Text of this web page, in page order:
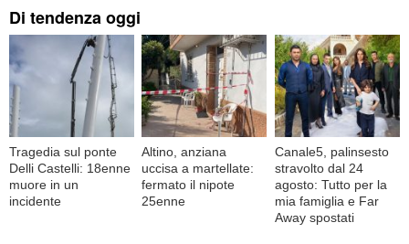
Di tendenza oggi
Tragedia sul ponte
Delli Castelli: 18enne
muore in un
incidente
Altino, anziana
uccisa a martellate:
fermato il nipote
25enne
Canale5, palinsesto
stravolto dal 24
agosto: Tutto per la
mia famiglia e Far
Away spostati